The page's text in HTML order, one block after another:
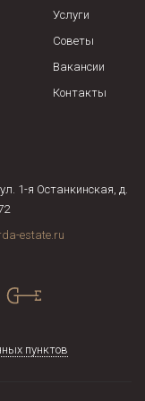
Услуги
Советы
Вакансии
Контакты
1-я Останкинская, д.
estate.ru
пунктов